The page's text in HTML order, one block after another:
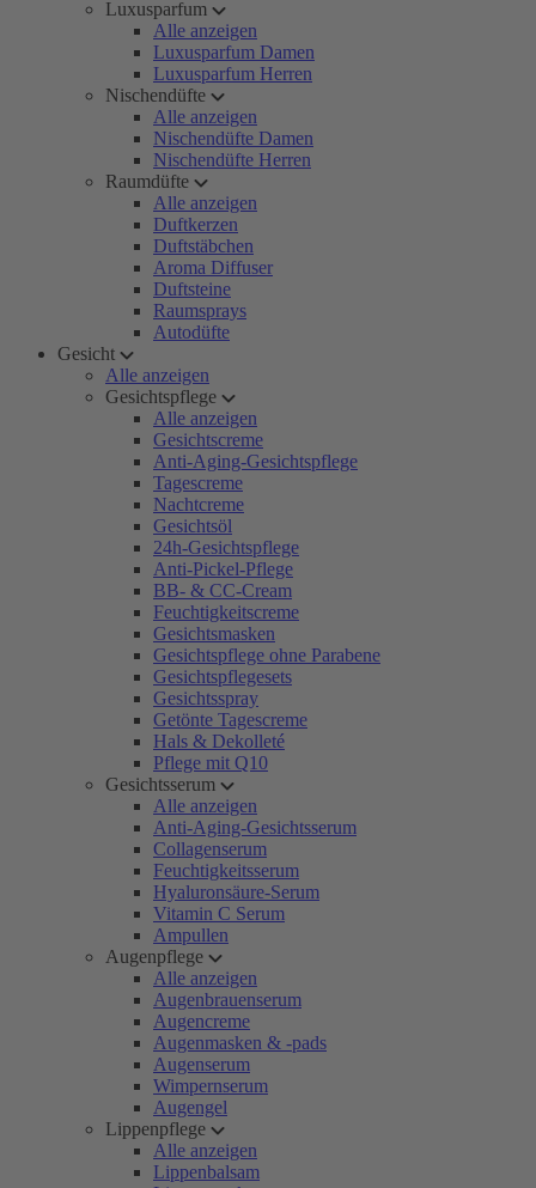
Luxusparfum
Alle anzeigen
Luxusparfum Damen
Luxusparfum Herren
Nischendüfte
Alle anzeigen
Nischendüfte Damen
Nischendüfte Herren
Raumdüfte
Alle anzeigen
Duftkerzen
Duftstäbchen
Aroma Diffuser
Duftsteine
Raumsprays
Autodüfte
Gesicht
Alle anzeigen
Gesichtspflege
Alle anzeigen
Gesichtscreme
Anti-Aging-Gesichtspflege
Tagescreme
Nachtcreme
Gesichtsöl
24h-Gesichtspflege
Anti-Pickel-Pflege
BB- & CC-Cream
Feuchtigkeitscreme
Gesichtsmasken
Gesichtspflege ohne Parabene
Gesichtspflegesets
Gesichtsspray
Getönte Tagescreme
Hals & Dekolleté
Pflege mit Q10
Gesichtsserum
Alle anzeigen
Anti-Aging-Gesichtsserum
Collagenserum
Feuchtigkeitsserum
Hyaluronsäure-Serum
Vitamin C Serum
Ampullen
Augenpflege
Alle anzeigen
Augenbrauenserum
Augencreme
Augenmasken & -pads
Augenserum
Wimpernserum
Augengel
Lippenpflege
Alle anzeigen
Lippenbalsam